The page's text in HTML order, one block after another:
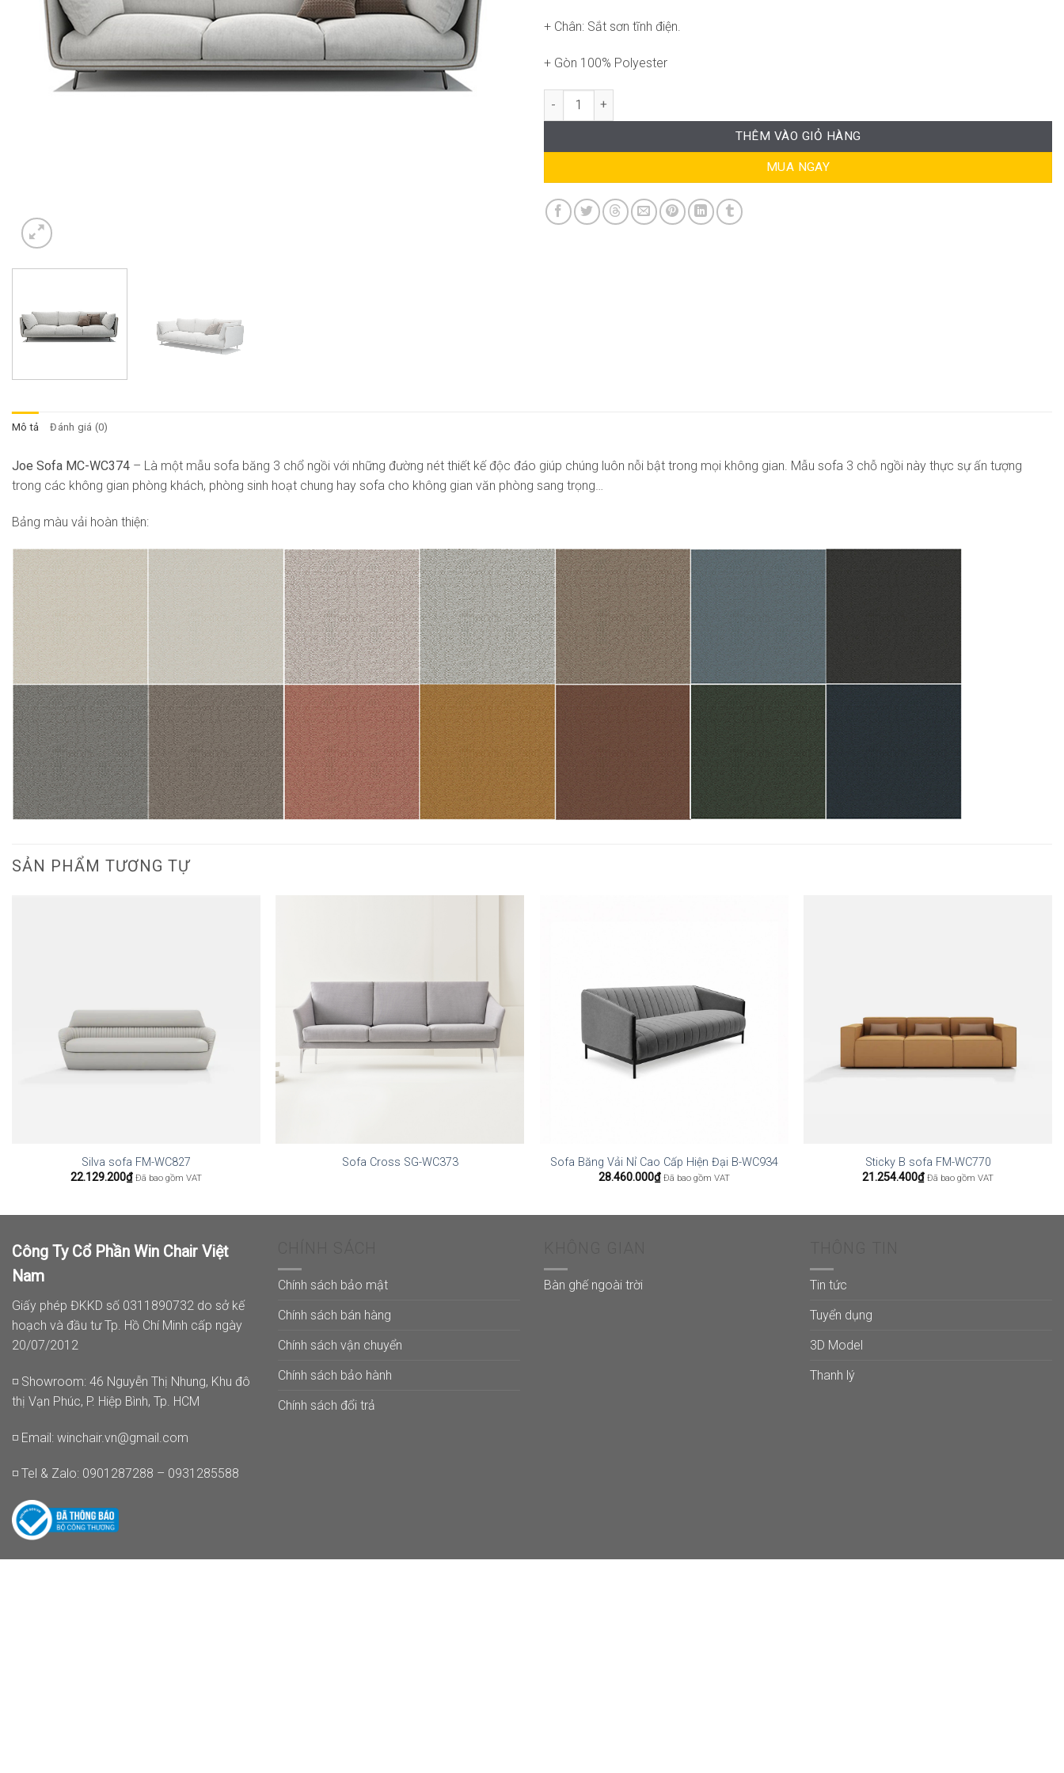
+ Chân: Sắt sơn tĩnh điện.
+ Gòn 100% Polyester
Joe Sofa MC-WC374 số lượng
THÊM VÀO GIỎ HÀNG
MUA NGAY
Mô tả Đánh giá (0)
Joe Sofa MC-WC374 – Là một mẫu sofa băng 3 chổ ngồi với những đường nét thiết kế độc đáo giúp chúng luôn nỗi bật trong mọi không gian. Mẫu sofa 3 chỗ ngồi này thực sự ấn tượng
trong các không gian phòng khách, phòng sinh hoạt chung hay sofa cho không gian văn phòng sang trọng…
Bảng màu vải hoàn thiện:
SẢN PHẨM TƯƠNG TỰ
Silva sofa FM-WC827
22.129.200₫ Đã bao gồm VAT
Sofa Cross SG-WC373
Sofa Băng Vải Nỉ Cao Cấp Hiện Đại B-WC934
28.460.000₫ Đã bao gồm VAT
Sticky B sofa FM-WC770
21.254.400₫ Đã bao gồm VAT
Công Ty Cổ Phần Win Chair Việt
Nam
Giấy phép ĐKKD số 0311890732 do sở kế
hoạch và đầu tư Tp. Hồ Chí Minh cấp ngày
20/07/2012
◽ Showroom: 46 Nguyễn Thị Nhung, Khu đô
thị Vạn Phúc, P. Hiệp Bình, Tp. HCM
◽ Email: winchair.vn@gmail.com
◽ Tel & Zalo: 0901287288 – 0931285588
Chính sách bảo mật
Chính sách bán hàng
Chính sách vận chuyển
Chính sách bảo hành
Chính sách đổi trả
Bàn ghế ngoài trời
Tin tức
Tuyển dụng
3D Model
Thanh lý